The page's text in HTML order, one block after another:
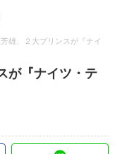
雄、２大プリンスが『ナイ
が『ナイツ・テ